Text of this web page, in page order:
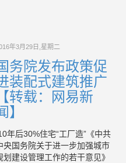
年3月29日,星期二
务院发布政策促
装配式建筑推广
【转载：网易新
】
年后30%住宅“工厂造”《中共
央国务院关于进一步加强城市
划建设管理工作的若干意见》